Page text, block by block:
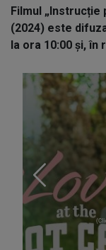
Filmul „Instrucție
(2024) este
la ora 10:00 și, în